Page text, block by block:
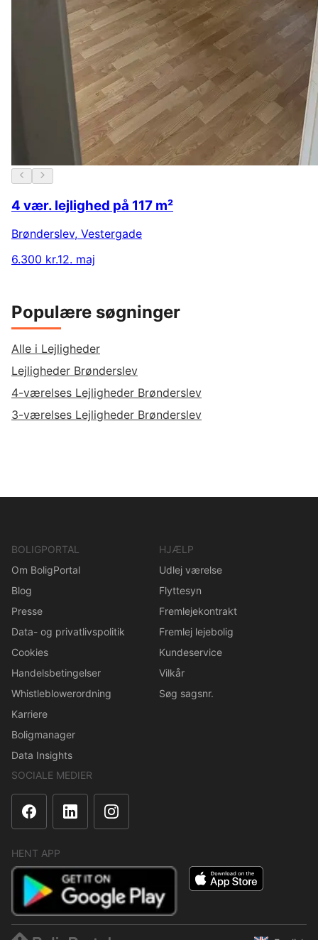
4 vær. lejlighed på 117 m²
Brønderslev, Vestergade
6.300 kr.12. maj
Populære søgninger
Alle i Lejligheder
Lejligheder Brønderslev
4-værelses Lejligheder Brønderslev
3-værelses Lejligheder Brønderslev
BOLIGPORTAL
Om BoligPortal
Blog
Presse
Data- og privatlivspolitik
Cookies
Handelsbetingelser
Whistleblowerordning
Karriere
Boligmanager
Data Insights
HJÆLP
Udlej værelse
Flyttesyn
Fremlejekontrakt
Fremlej lejebolig
Kundeservice
Vilkår
Søg sagsnr.
SOCIALE MEDIER
HENT APP